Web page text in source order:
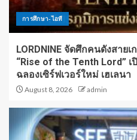
การศึกษา-ไอที
LORDNINE จัดศึกคนดังสาย
“Rise of the Tenth Lord”
ฉลองเซิร์ฟเวอร์ใหม่ เฮเลนา
August 8, 2026 admin